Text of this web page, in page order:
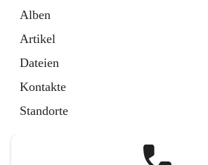
Alben
Artikel
Dateien
Kontakte
Standorte